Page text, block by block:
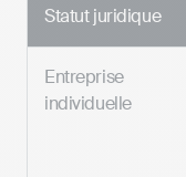
Statut juridique
Entreprise
individuelle